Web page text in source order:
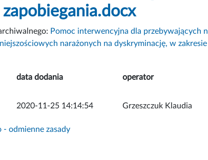
Pomoc interwencyjna dla przebywających
narażonych na dyskryminację, w zakresie
data dodania operator
2020-11-25 14:14:54 Grzeszczuk Klaudia
odmienne zasady